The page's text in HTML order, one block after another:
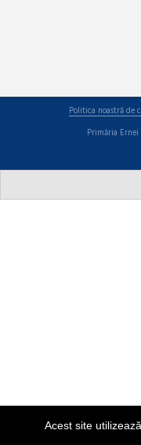
Acest site
Politica noastră de
Primăria